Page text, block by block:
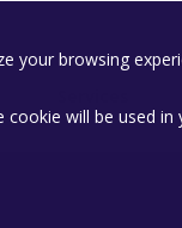
browsing
will be used